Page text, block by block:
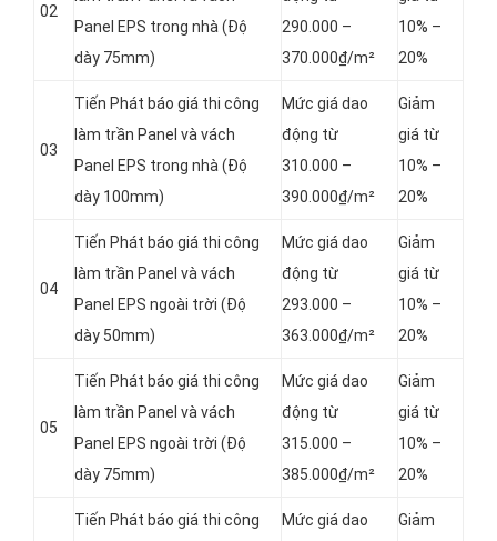
02
Panel EPS trong nhà (Độ
dày 75mm)
290.000 –
370.000₫/m²
10% –
20%
03
Tiến Phát báo giá thi công
làm trần Panel và vách
Panel EPS trong nhà (Độ
dày 100mm)
Mức giá dao
động từ
310.000 –
390.000₫/m²
Giảm
giá từ
10% –
20%
04
Tiến Phát báo giá thi công
làm trần Panel và vách
Panel EPS ngoài trời (Độ
dày 50mm)
Mức giá dao
động từ
293.000 –
363.000₫/m²
Giảm
giá từ
10% –
20%
05
Tiến Phát báo giá thi công
làm trần Panel và vách
Panel EPS ngoài trời (Độ
dày 75mm)
Mức giá dao
động từ
315.000 –
385.000₫/m²
Giảm
giá từ
10% –
20%
Tiến Phát báo giá thi công
Mức giá dao
Giảm